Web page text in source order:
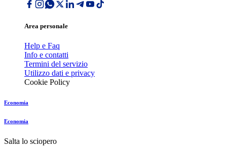
Area personale
Help e Faq
Info e contatti
Termini del servizio
Utilizzo dati e privacy
Cookie Policy
Economia
Economia
Salta lo sciopero